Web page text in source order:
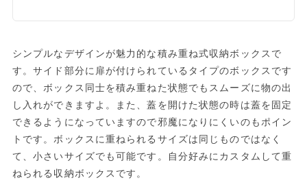
シンプルなデザインが魅力的な積み重ね式収納ボックスで
す。サイド部分に扉が付けられているタイプのボックスです
ので、ボックス同士を積み重ねた状態でもスムーズに物の出
し入れができますよ。また、蓋を開けた状態の時は蓋を固定
できるようになっていますので邪魔になりにくいのもポイン
トです。ボックスに重ねられるサイズは同じものではなく
て、小さいサイズでも可能です。自分好みにカスタムして重
ねられる収納ボックスです。